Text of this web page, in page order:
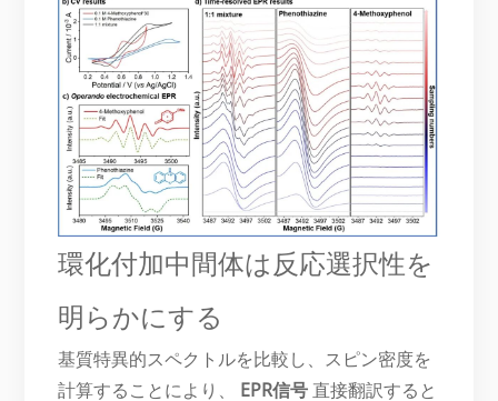
環化付加中間体は反応選択性を
明らかにする
基質特異的スペクトルを比較し、スピン密度を
計算することにより、 EPR信号 直接翻訳すると